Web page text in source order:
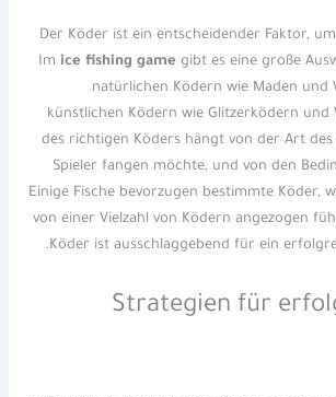
Der Köder ist ein entscheidender Faktor,
Im ice fishing game gibt es eine große
natürlichen Ködern wie Maden und
künstlichen Ködern wie Glitzerködern und
des richtigen Köders hängt von der Art des
Spieler fangen möchte, und von den
Einige Fische bevorzugen bestimmte Köder,
von einer Vielzahl von Ködern angezogen
Köder ist ausschlaggebend für ein
Strategien für